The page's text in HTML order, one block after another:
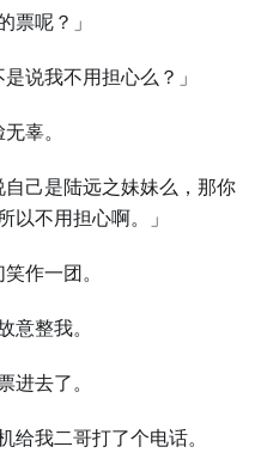
票呢？」
说我不用担心么？」
辜。
自己是陆远之妹妹么，那你
以不用担心啊。」
作一团。
意整我。
进去了。
给我二哥打了个电话。